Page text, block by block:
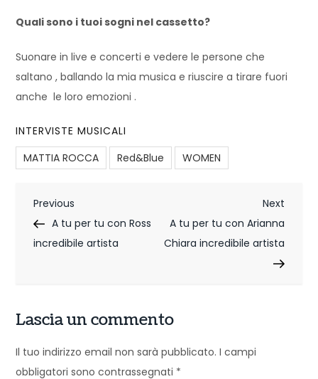
Quali sono i tuoi sogni nel cassetto?
Suonare in live e concerti e vedere le persone che
saltano , ballando la mia musica e riuscire a tirare fuori
anche le loro emozioni .
INTERVISTE MUSICALI
MATTIA ROCCA
Red&Blue WOMEN
N
a
g
a
z
Previous
Post
Previous
A tu per tu con Ross
incredibile artista
Next
Post
Next
A tu per tu con Arianna
Chiara incredibile artista
Lascia un commento
Il tuo indirizzo email non sarà pubblicato. I campi
obbligatori sono contrassegnati *